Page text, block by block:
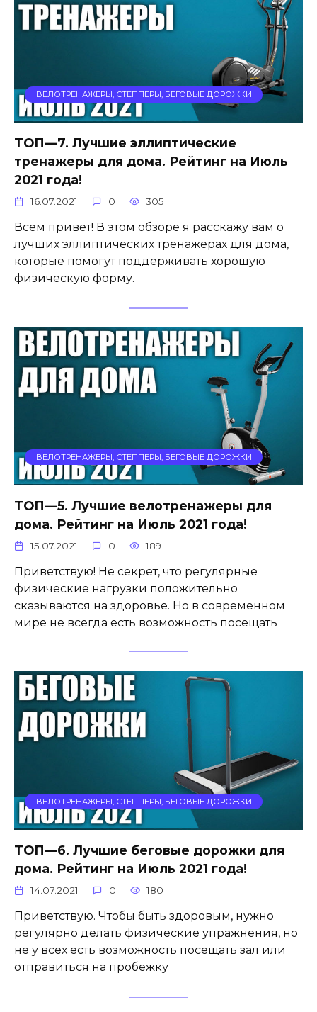
ВЕЛОТРЕНАЖЕРЫ, СТЕППЕРЫ, БЕГОВЫЕ ДОРОЖКИ
ТОП—7. Лучшие эллиптические
тренажеры для дома. Рейтинг на Июль
2021 года!
16.07.2021 0 305
Всем привет! В этом обзоре я расскажу вам о
лучших эллиптических тренажерах для дома,
которые помогут поддерживать хорошую
физическую форму.
ВЕЛОТРЕНАЖЕРЫ, СТЕППЕРЫ, БЕГОВЫЕ ДОРОЖКИ
ТОП—5. Лучшие велотренажеры для
дома. Рейтинг на Июль 2021 года!
15.07.2021 0 189
Приветствую! Не секрет, что регулярные
физические нагрузки положительно
сказываются на здоровье. Но в современном
мире не всегда есть возможность посещать
ВЕЛОТРЕНАЖЕРЫ, СТЕППЕРЫ, БЕГОВЫЕ ДОРОЖКИ
ТОП—6. Лучшие беговые дорожки для
дома. Рейтинг на Июль 2021 года!
14.07.2021 0 180
Приветствую. Чтобы быть здоровым, нужно
регулярно делать физические упражнения, но
не у всех есть возможность посещать зал или
отправиться на пробежку